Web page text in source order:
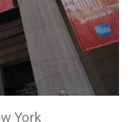
York